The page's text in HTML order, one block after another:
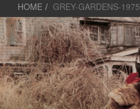
HOME GREY-GARDENS-1975